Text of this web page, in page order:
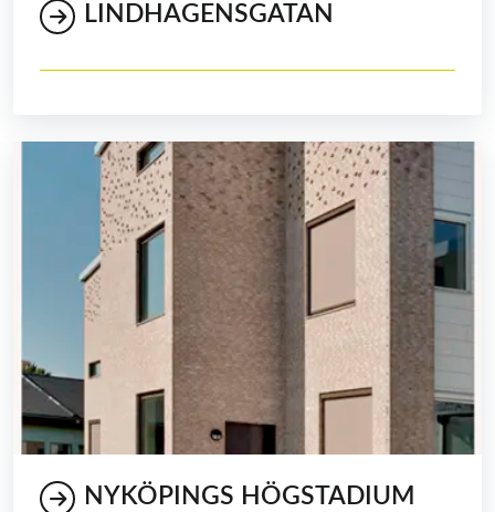
LINDHAGENSGATAN
NYKÖPINGS HÖGSTADIUM